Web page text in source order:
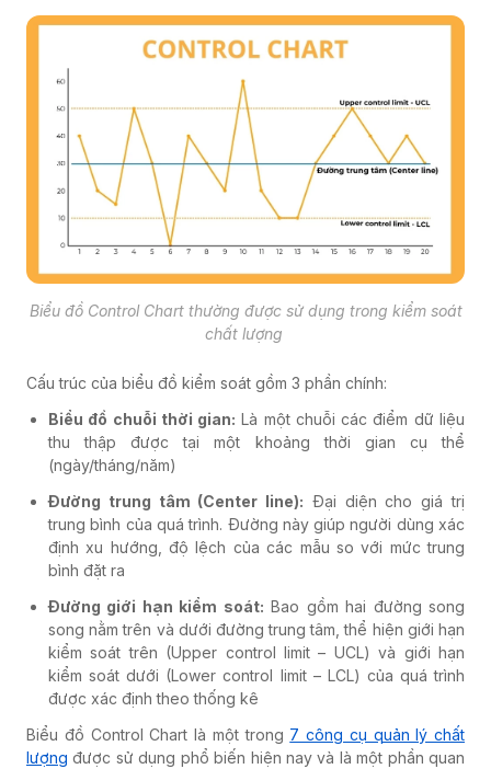
Biểu đồ Control Chart thường được sử dụng trong kiểm soát
chất lượng
Cấu trúc của biểu đồ kiểm soát gồm 3 phần chính:
Biểu đồ chuỗi thời gian: Là một chuỗi các điểm dữ liệu
thu thập được tại một khoảng thời gian cụ thể
(ngày/tháng/năm)
Đường trung tâm (Center line): Đại diện cho giá trị
trung bình của quá trình. Đường này giúp người dùng xác
định xu hướng, độ lệch của các mẫu so với mức trung
bình đặt ra
Đường giới hạn kiểm soát: Bao gồm hai đường song
song nằm trên và dưới đường trung tâm, thể hiện giới hạn
kiểm soát trên (Upper control limit – UCL) và giới hạn
kiểm soát dưới (Lower control limit – LCL) của quá trình
được xác định theo thống kê
Biểu đồ Control Chart là một trong 7 công cụ quản lý chất
lượng được sử dụng phổ biến hiện nay và là một phần quan